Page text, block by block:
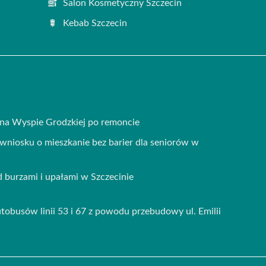
Salon Kosmetyczny Szczecin
Kebab Szczecin
Wyspie Grodzkiej po remoncie
o mieszkanie bez barier dla seniorów w
i upałami w Szczecinie
linii 53 i 67 z powodu przebudowy ul. Emilii